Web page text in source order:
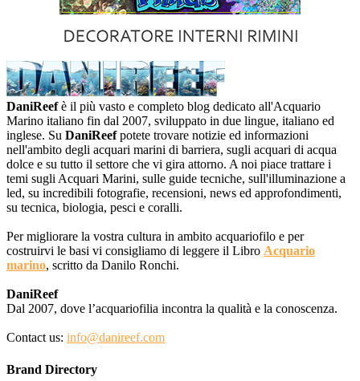
DaniReefè il più vasto e completo blog dedicato all'Acquario
Marino italiano fin dal 2007, sviluppato in due lingue, italiano ed
inglese. Su DaniReefpotete trovare notizie ed informazioni
nell'ambito degli acquari marini di barriera, sugli acquari di acqua
dolce e su tutto il settore che vi gira attorno. A noi piace trattare i
temi sugli Acquari Marini, sulle guide tecniche, sull'illuminazione a
led, su incredibili fotografie, recensioni, news ed approfondimenti,
su tecnica, biologia, pesci e coralli.
Per migliorare la vostra cultura in ambito acquariofilo e per
costruirvi le basi vi consigliamo di leggere il Libro Acquario
marino, scritto da Danilo Ronchi.
DaniReef
Dal 2007, dove l’acquariofilia incontra la qualità e la conoscenza.
Contact us: info@danireef.com
Brand Directory